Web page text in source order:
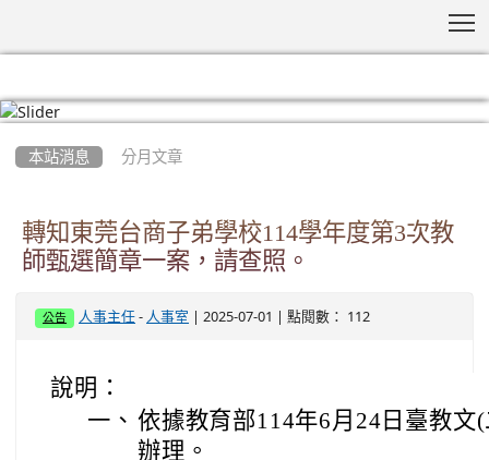
本站消息 分月文章
轉知東莞台商子弟學校114學年度第3次教
師甄選簡章一案，請查照。
公告 人事主任 - 人事室 | 2025-07-01 | 點閱數： 112
說明：
一、 依據教育部114年6月24日臺教文
辦理。